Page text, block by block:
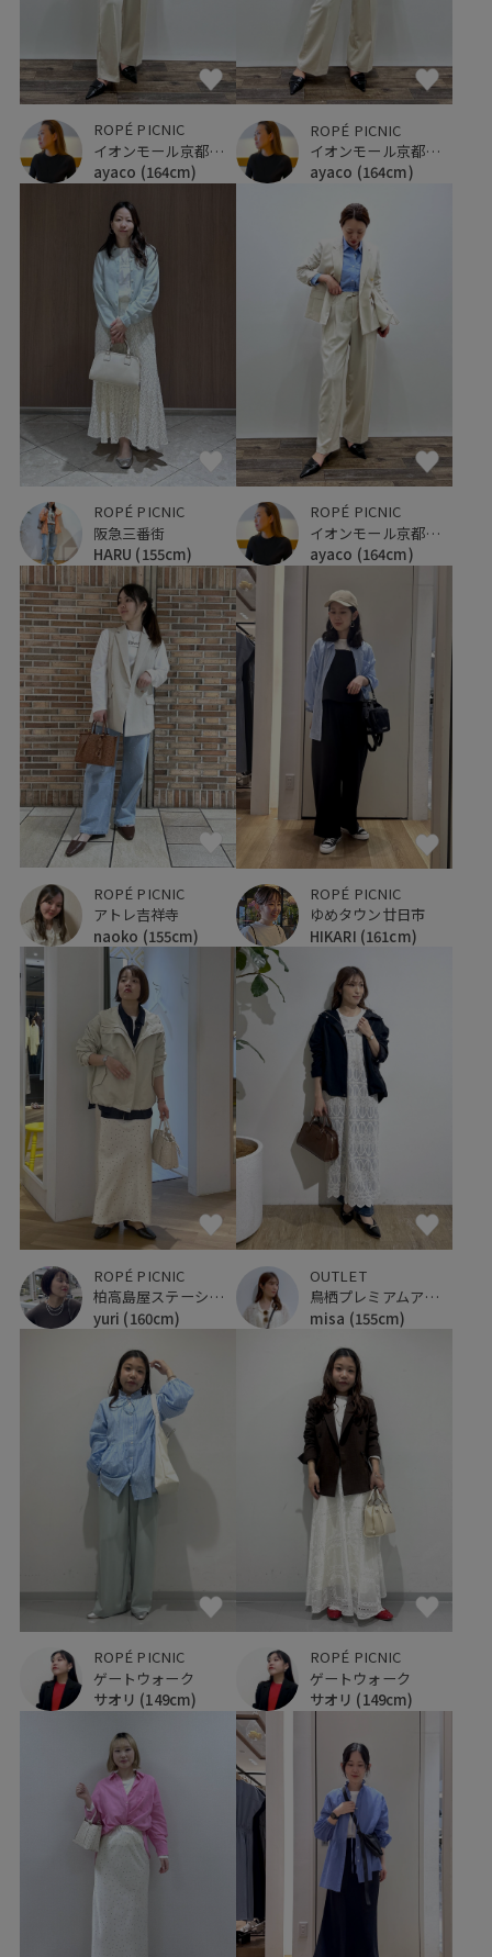
ROPÉ PICNIC
イオンモール京都桂川
ayaco (164cm)
ROPÉ PICNIC
イオンモール京都桂川
ayaco (164cm)
ROPÉ PICNIC
阪急三番街
HARU (155cm)
ROPÉ PICNIC
イオンモール京都桂川
ayaco (164cm)
ROPÉ PICNIC
アトレ吉祥寺
naoko (155cm)
ROPÉ PICNIC
ゆめタウン廿日市
HIKARI (161cm)
ROPÉ PICNIC
柏高島屋ステーションモール
yuri (160cm)
OUTLET
鳥栖プレミアムアウトレット
misa (155cm)
ROPÉ PICNIC
ゲートウォーク
サオリ (149cm)
ROPÉ PICNIC
ゲートウォーク
サオリ (149cm)